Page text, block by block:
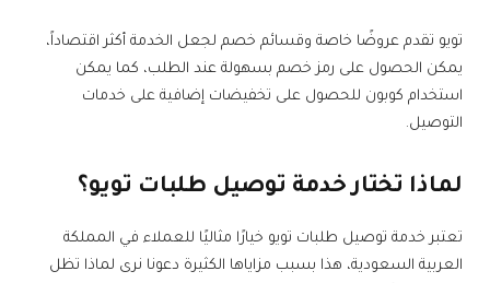
تويو تقدم عروضًا خاصة وقسائم خصم لجعل الخدمة أكثر اقتصاداً،
يمكن الحصول على رمز خصم بسهولة عند الطلب، كما يمكن
استخدام كوبون للحصول على تخفيضات إضافية على خدمات
التوصيل.
لماذا تختار خدمة توصيل طلبات تويو؟
تعتبر خدمة توصيل طلبات تويو خيارًا مثاليًا للعملاء في المملكة
العربية السعودية، هذا بسبب مزاياها الكثيرة دعونا نرى لماذا تظل